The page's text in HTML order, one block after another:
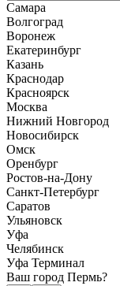
Самара
Волгоград
Воронеж
Екатеринбург
Казань
Краснодар
Красноярск
Москва
Нижний Новгород
Новосибирск
Омск
Оренбург
Ростов-на-Дону
Санкт-Петербург
Саратов
Ульяновск
Уфа
Челябинск
Уфа Терминал
Ваш город Пермь?